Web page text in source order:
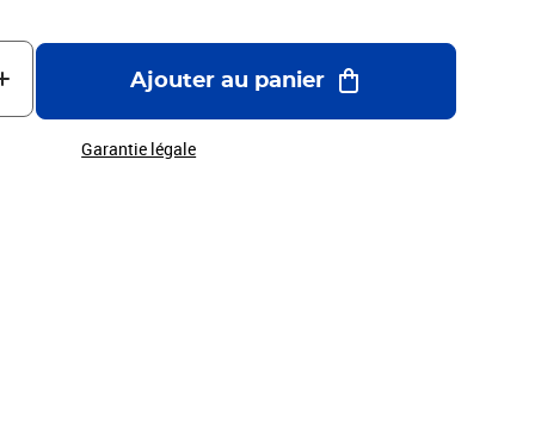
Ajouter au panier
Garantie légale